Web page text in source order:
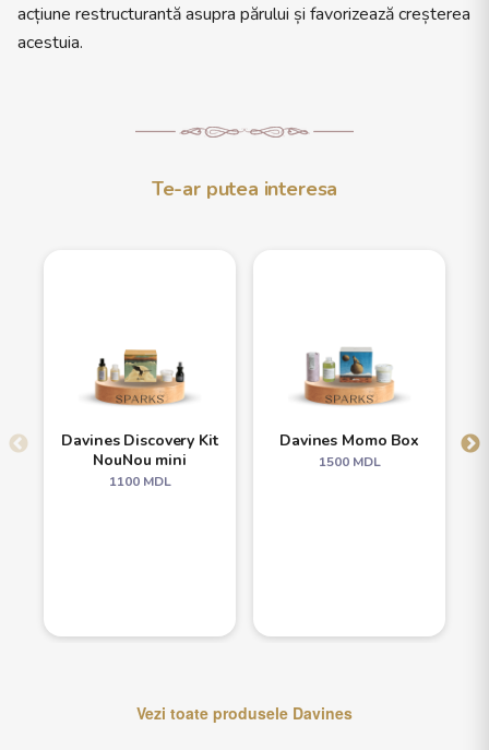
acțiune restructurantă asupra părului și favorizează creșterea
acestuia.
Te-ar putea interesa
Davines Discovery Kit
NouNou mini
1100MDL
Davines Momo Box
1500MDL
Vezi toate produsele Davines